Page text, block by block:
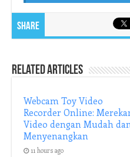
Share
Related Articles
Webcam Toy Video
Recorder Online:
Video dengan Mudah
Menyenangkan
11 hours ago